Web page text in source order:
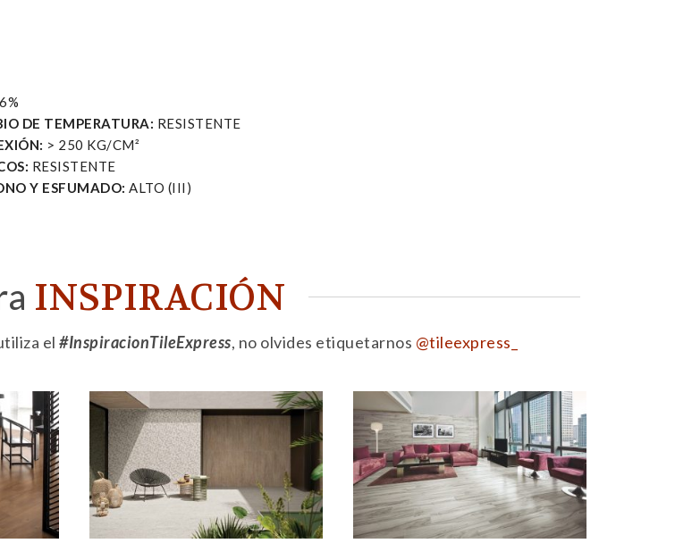
DE TEMPERATURA: RESISTENTE
> 250 KG/CM²
RESISTENTE
Y ESFUMADO: ALTO (III)
INSPIRACIÓN
el #InspiracionTileExpress, no olvides etiquetarnos @tileexpress_